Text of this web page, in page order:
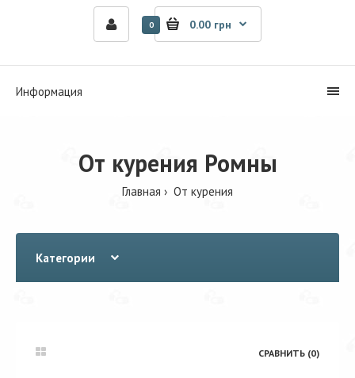
0 0.00 грн
Информация
От курения Ромны
Главная От курения
Категории
СРАВНИТЬ (0)